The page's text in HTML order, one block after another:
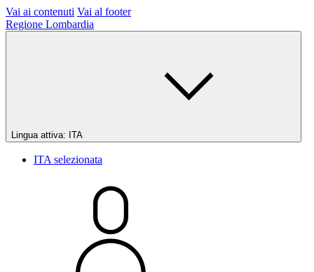
Vai ai contenuti Vai al footer
Regione Lombardia
Lingua attiva: ITA
ITA selezionata